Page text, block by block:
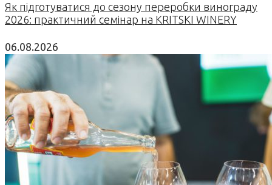
Як підготуватися до сезону переробки винограду
2026: практичний семінар на KRITSKI WINERY
06.08.2026